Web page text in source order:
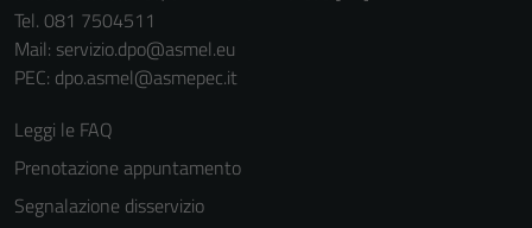
Tel. 081 7504511
Mail: servizio.dpo@asmel.eu
PEC: dpo.asmel@asmepec.it
Leggi le FAQ
Prenotazione appuntamento
Segnalazione disservizio